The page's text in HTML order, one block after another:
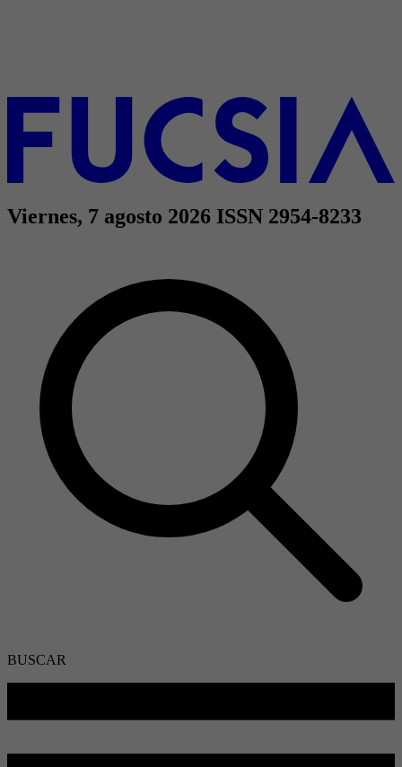
Viernes, 7 agosto 2026 ISSN 2954-8233
BUSCAR